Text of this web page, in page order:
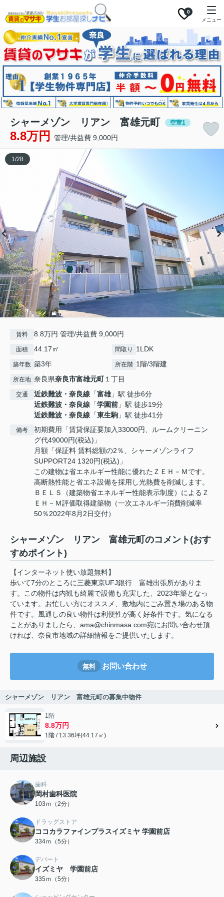
0
メニュー
シャーメゾン リアン 富雄元町 空室1
8.8万円 管理/共益費 9,000円
1/28
賃料 8.8万円 管理/共益費 9,000円
面積 44.17㎡ 間取り 1LDK
築年数 築3年 所在階 1階/3階建
所在地 奈良県奈良市富雄元町１丁目
交通 近鉄難波・奈良線 「富雄」駅 徒歩6分
近鉄難波・奈良線 「学園前 」駅 徒歩19分
近鉄難波・奈良線 「東生駒 」駅 徒歩41分
備考
初期費用「賃貸保証要加入33000円、ルームクリーニン
グ代49000円(税込)」
月額「保証料 賃料総額の2％、シャーメゾンライフ
SUPPORT24 1320円(税込)」
この建物は省エネルギー性能に優れたＺＥＨ－Ｍです。
高断熱性能と省エネ設備を採用し光熱費を削減します。
ＢＥＬＳ（建築物省エネルギー性能表示制度）によるＺ
ＥＨ－Ｍ評価取得建築物（一次エネルギー消費削減率
50％2022年8月2日交付）
シャーメゾン リアン 富雄元町のコメント(おす
すめポイント)
【インターネット使い放題無料】
歩いて7分のところに三菱東京UFJ銀行 富雄出張所がありま
す。この物件は内観も綺麗で設備も充実した、2023年築となっ
ています。お忙しい方にオススメ、敷地内にごみ置き場のある物
件です。風通しの良い物件は利便性が高く好条件です。気になる
ことがありましたら、ama@chinmasa.com宛にお問い合わせ頂
ければ、奈良市地域の詳細情報をご提供いたします。
無料 お問い合わせ
シャーメゾン リアン 富雄元町の募集中物件
1階
8.8万円
1階 / 13.36坪(44.17㎡)
周辺施設
歯科
岡村歯科医院
103ｍ（2分）
ドラッグストア
ココカラファインプラスイズミヤ 学園前店
334ｍ（5分）
デパート
イズミヤ 学園前店
335ｍ（5分）